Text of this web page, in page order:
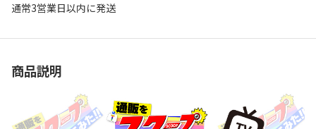
通常3営業日以内に発送
商品説明